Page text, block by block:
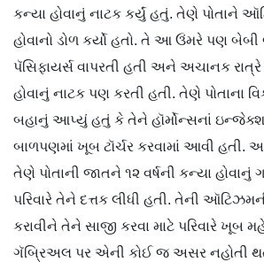
કન્યા હોવાનું નાટક કર્યું હતું. તેણે પોતાને
હોવાનો ડોળ કર્યો હતો. તે આ ઉંમરે પણ
પૅસિફાયર્સ વાપરતી હતી અને અચાનક
હોવાનું નાટક પણ કરતી હતી. તેણે પોતાના
બહાનું આપ્યું હતું કે તેને હૉર્મોન્સનાં
બાળપણમાં ખૂબ ટૉર્ચર કરવામાં આવી હતી.
તેણે પોતાની જાતને ૧૨ વર્ષની કન્યા
પરિવારે તેને દત્તક લીધી હતી. તેની
કરાવીને તેને સાજી કરવા માટે પરિવારે ખૂબ
ગૅબ્રિઅલ પર એની કોઈ જ અસર નહોતી